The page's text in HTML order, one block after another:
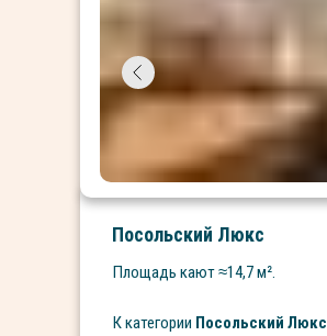
Площадь кают ≈14,7 м².
К категории Посольский Люкс
Посольский Люкс